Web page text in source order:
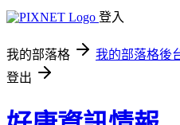
登入
我的部落格 我的部落格後
登出